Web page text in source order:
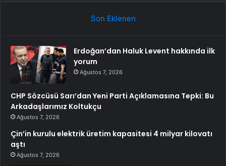
Son Eklenen
Erdoğan’dan Haluk Levent hakkında ilk
yorum
Ağustos 7, 2026
CHP Sözcüsü Sarı’dan Yeni Parti Açıklamasına Tepki: Bu
Arkadaşlarımız Koltukçu
Ağustos 7, 2026
Çin’in kurulu elektrik üretim kapasitesi 4 milyar kilovatı
aştı
Ağustos 7, 2026